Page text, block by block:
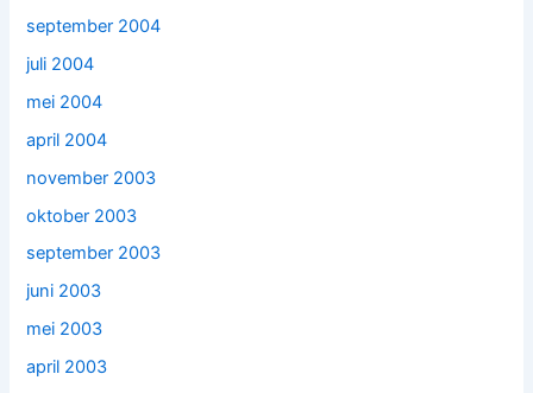
september 2004
juli 2004
mei 2004
april 2004
november 2003
oktober 2003
september 2003
juni 2003
mei 2003
april 2003